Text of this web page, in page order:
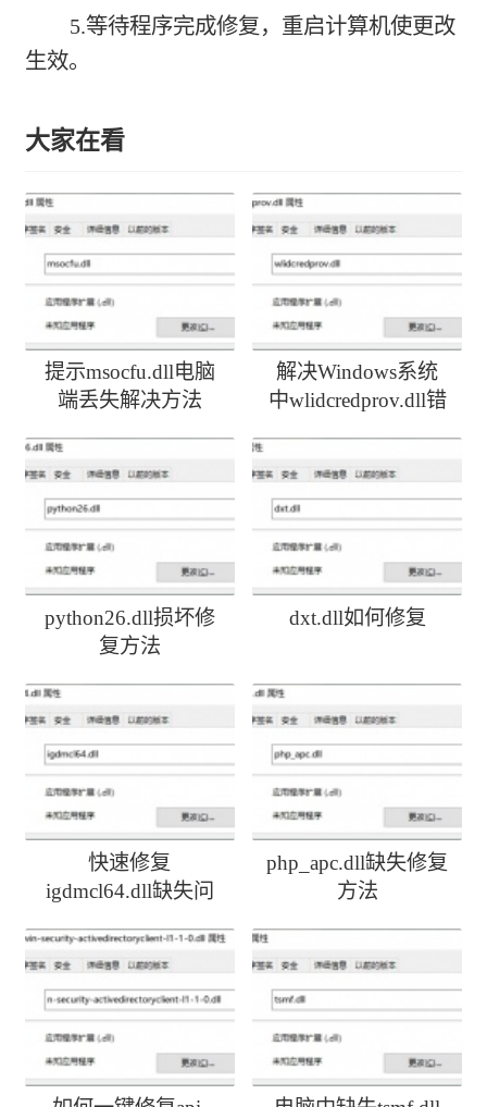
5.等待程序完成修复，重启计算机使更改
生效。
大家在看
提示msocfu.dll电脑
端丢失解决方法
解决Windows系统
中wlidcredprov.dll错
python26.dll损坏修
复方法
dxt.dll如何修复
快速修复
igdmcl64.dll缺失问
php_apc.dll缺失修复
方法